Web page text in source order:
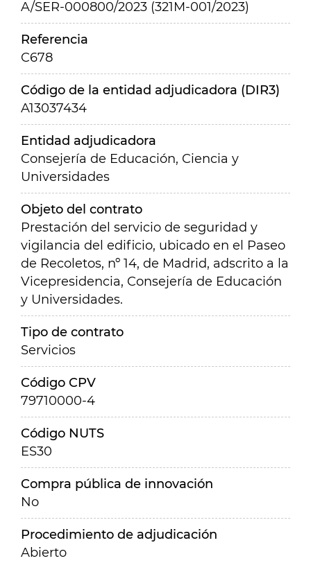
A/SER-000800/2023 (321M-001/2023)
Referencia
C678
Código de la entidad adjudicadora (DIR3)
A13037434
Entidad adjudicadora
Consejería de Educación, Ciencia y
Universidades
Objeto del contrato
Prestación del servicio de seguridad y
vigilancia del edificio, ubicado en el Paseo
de Recoletos, nº 14, de Madrid, adscrito a la
Vicepresidencia, Consejería de Educación
y Universidades.
Tipo de contrato
Servicios
Código CPV
79710000-4
Código NUTS
ES30
Compra pública de innovación
No
Procedimiento de adjudicación
Abierto